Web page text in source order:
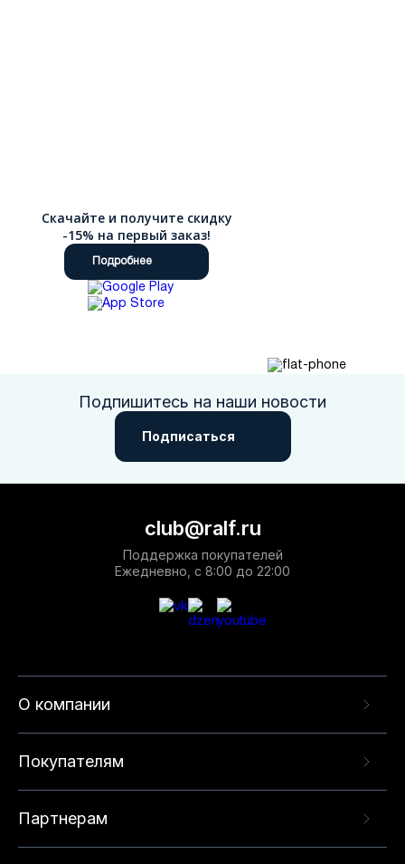
Скачайте и получите скидку
-15% на первый заказ!
Подробнее
Подпишитесь на наши новости
Подписаться
О компании
Покупателям
Партнерам
club@ralf.ru
Поддержка покупателей
Ежедневно, с 8:00 до 22:00